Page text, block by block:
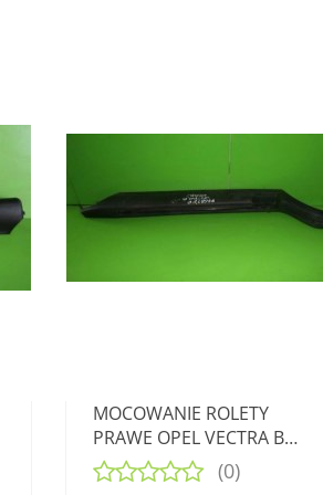
MOCOWANIE ROLETY
PRAWE OPEL VECTRA B
KOMBI 99-02
(0)